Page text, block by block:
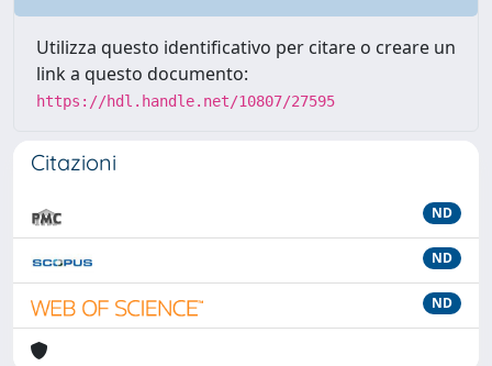
Utilizza questo identificativo per citare o creare un
link a questo documento:
https://hdl.handle.net/10807/27595
Citazioni
ND
ND
ND